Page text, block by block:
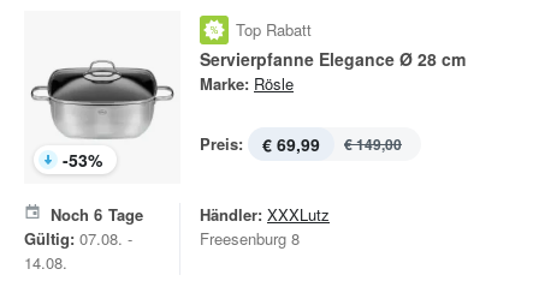
-53%
Top Rabatt
Servierpfanne Elegance Ø 28 cm
Marke: Rösle
Preis: € 69,99 € 149,00
Noch 6 Tage
Gültig: 07.08. -
14.08.
Händler: XXXLutz
Freesenburg 8